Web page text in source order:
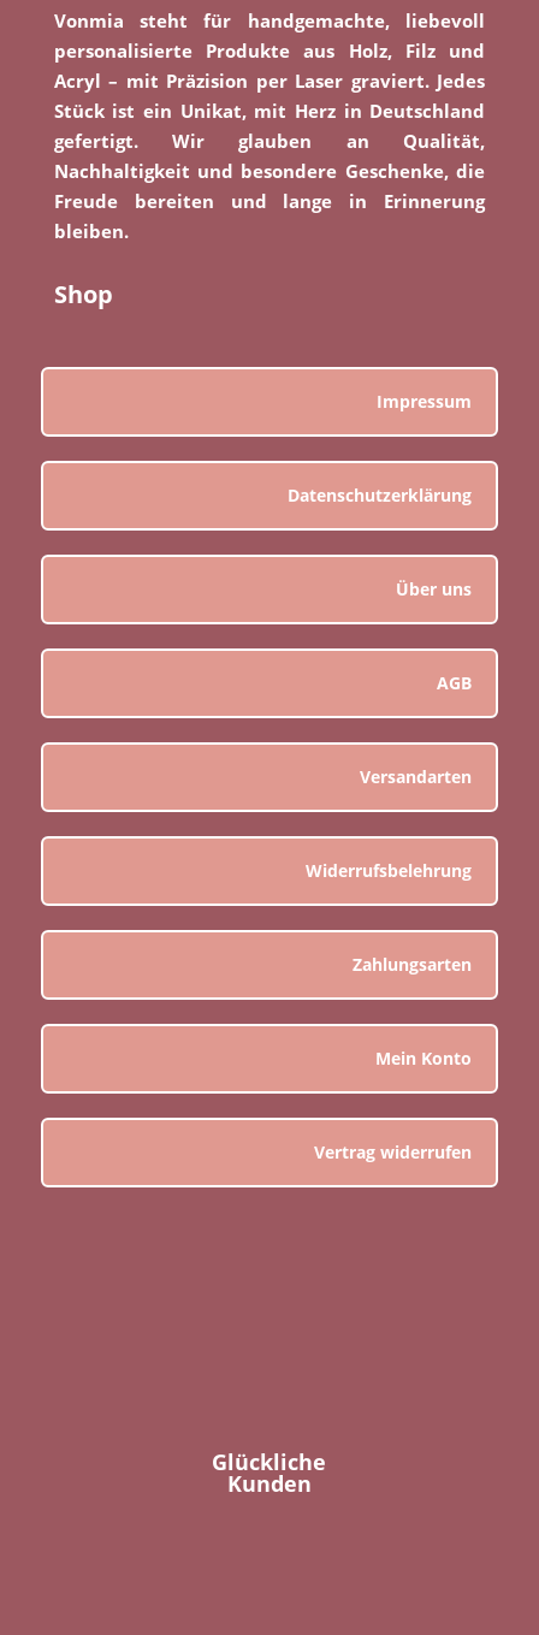
Vonmia steht für handgemachte, liebevoll
personalisierte Produkte aus Holz, Filz und
Acryl – mit Präzision per Laser graviert. Jedes
Stück ist ein Unikat, mit Herz in Deutschland
gefertigt. Wir glauben an Qualität,
Nachhaltigkeit und besondere Geschenke, die
Freude bereiten und lange in Erinnerung
bleiben.
Shop
Impressum
Datenschutzerklärung
Über uns
AGB
Versandarten
Widerrufsbelehrung
Zahlungsarten
Mein Konto
Vertrag widerrufen
Glückliche
Kunden